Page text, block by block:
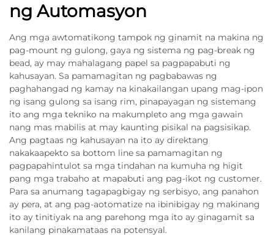
ng Automasyon
Ang mga awtomatikong tampok ng ginamit na makina ng
pag-mount ng gulong, gaya ng sistema ng pag-break ng
bead, ay may mahalagang papel sa pagpapabuti ng
kahusayan. Sa pamamagitan ng pagbabawas ng
paghahangad ng kamay na kinakailangan upang mag-ipon
ng isang gulong sa isang rim, pinapayagan ng sistemang
ito ang mga tekniko na makumpleto ang mga gawain
nang mas mabilis at may kaunting pisikal na pagsisikap.
Ang pagtaas ng kahusayan na ito ay direktang
nakakaapekto sa bottom line sa pamamagitan ng
pagpapahintulot sa mga tindahan na kumuha ng higit
pang mga trabaho at mapabuti ang pag-ikot ng customer.
Para sa anumang tagapagbigay ng serbisyo, ang panahon
ay pera, at ang pag-aotomatize na ibinibigay ng makinang
ito ay tinitiyak na ang parehong mga ito ay ginagamit sa
kanilang pinakamataas na potensyal.